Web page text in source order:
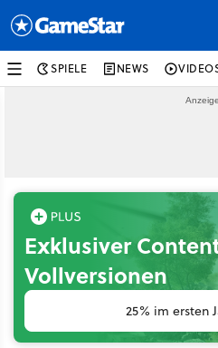
SPIELE NEWS
Exklusiver
Vollversionen
25% im ersten